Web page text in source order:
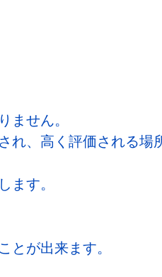
せん。
れ、高く評価される場
す。
が出来ます。